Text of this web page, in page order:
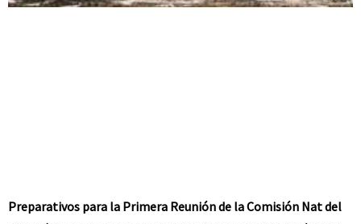
Preparativos para la Primera Reunión de la Comisión Nat del